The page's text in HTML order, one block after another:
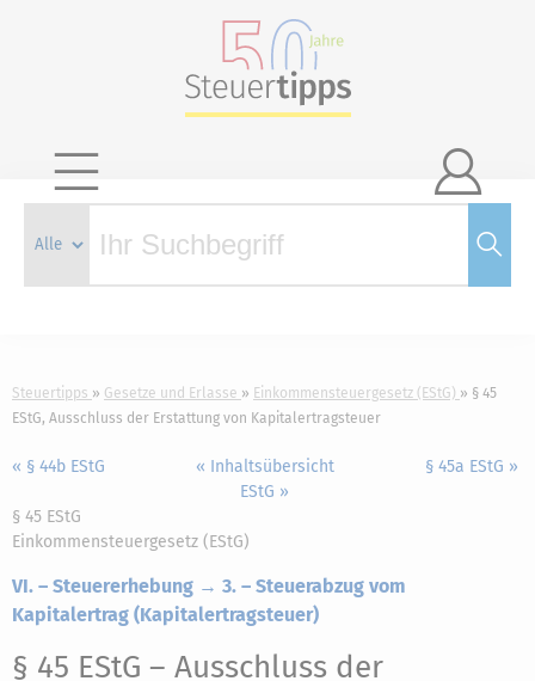

Steuertipps Gesetze und Erlasse Einkommensteuergesetz (EStG)
§ 45
EStG, Ausschluss der Erstattung von Kapitalertragsteuer
« § 44b EStG
« Inhaltsübersicht
EStG »
§ 45a EStG »
§ 45 EStG
Einkommensteuergesetz (EStG)
VI. – Steuererhebung → 3. – Steuerabzug vom
Kapitalertrag (Kapitalertragsteuer)
§ 45 EStG – Ausschluss der